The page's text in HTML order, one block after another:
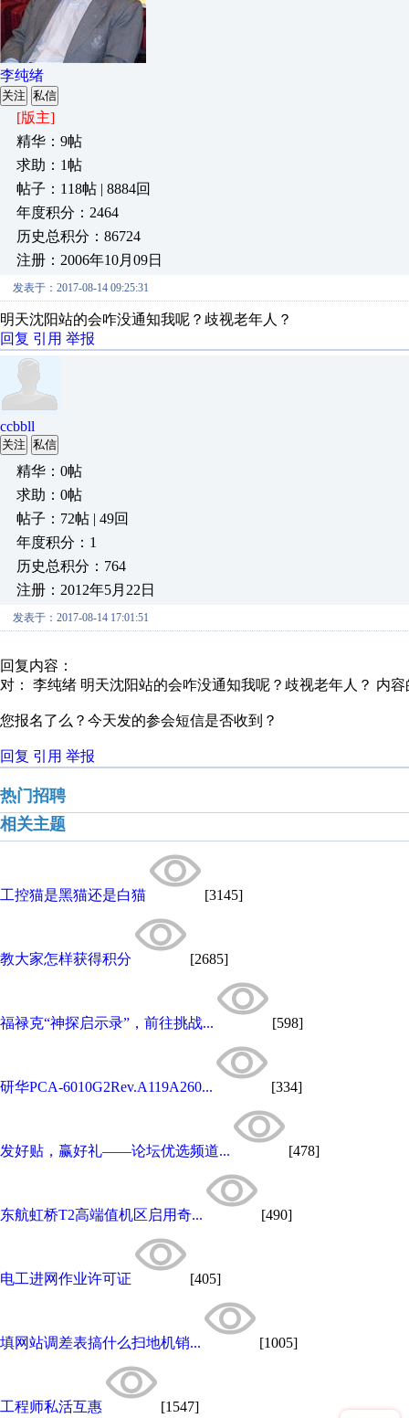
李纯绪
关注 私信
[版主]
精华：9帖
求助：1帖
帖子：118帖 | 8884回
年度积分：2464
历史总积分：86724
注册：2006年10月09日
发表于：2017-08-14 09:25:31
明天沈阳站的会咋没通知我呢？歧视老年人？
回复 引用 举报
ccbbll
关注 私信
精华：0帖
求助：0帖
帖子：72帖 | 49回
年度积分：1
历史总积分：764
注册：2012年5月22日
发表于：2017-08-14 17:01:51
回复内容：
对： 李纯绪 明天沈阳站的会咋没通知我呢？歧视老年人？ 内容
您报名了么？今天发的参会短信是否收到？
回复 引用 举报
热门招聘
相关主题
工控猫是黑猫还是白猫 [3145]
教大家怎样获得积分 [2685]
福禄克“神探启示录”，前往挑战... [598]
研华PCA-6010G2Rev.A119A260... [334]
发好贴，赢好礼——论坛优选频道... [478]
东航虹桥T2高端值机区启用奇... [490]
电工进网作业许可证 [405]
填网站调差表搞什么扫地机销... [1005]
工程师私活互惠 [1547]